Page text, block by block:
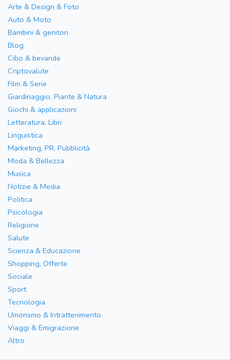
Arte & Design & Foto
Auto & Moto
Bambini & genitori
Blog
Cibo & bevande
Criptovalute
Film & Serie
Giardinaggio, Piante & Natura
Giochi & applicazioni
Letteratura, Libri
Linguistica
Marketing, PR, Pubblicità
Moda & Bellezza
Musica
Notizie & Media
Politica
Psicologia
Religione
Salute
Scienza & Educazione
Shopping, Offerte
Sociale
Sport
Tecnologia
Umorismo & Intrattenimento
Viaggi & Emigrazione
Altro